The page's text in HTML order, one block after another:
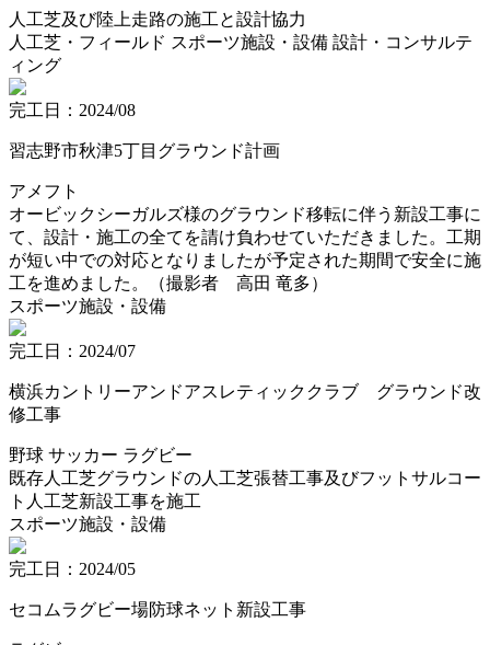
人工芝及び陸上走路の施工と設計協力
人工芝・フィールド スポーツ施設・設備 設計・コンサルテ
ィング
完工日：2024/08
習志野市秋津5丁目グラウンド計画
アメフト
オービックシーガルズ様のグラウンド移転に伴う新設工事に
て、設計・施工の全てを請け負わせていただきました。工期
が短い中での対応となりましたが予定された期間で安全に施
工を進めました。（撮影者 高田 竜多）
スポーツ施設・設備
完工日：2024/07
横浜カントリーアンドアスレティッククラブ グラウンド改
修工事
野球 サッカー ラグビー
既存人工芝グラウンドの人工芝張替工事及びフットサルコー
ト人工芝新設工事を施工
スポーツ施設・設備
完工日：2024/05
セコムラグビー場防球ネット新設工事